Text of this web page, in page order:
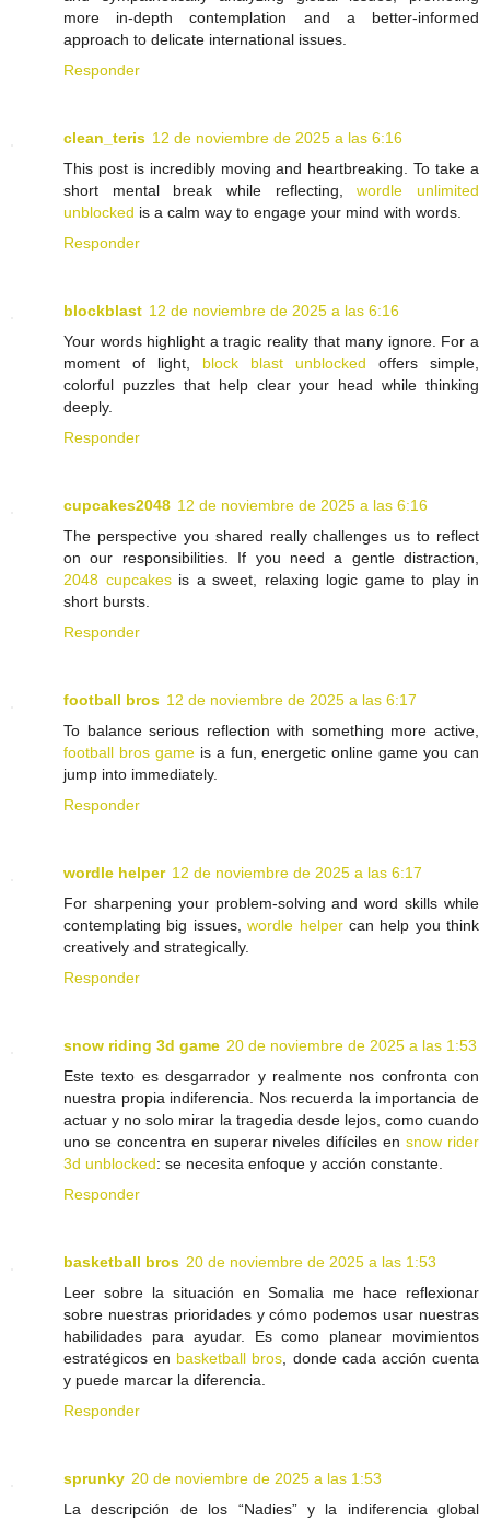
more in-depth contemplation and a better-informed
approach to delicate international issues.
Responder
clean_teris 12 de noviembre de 2025 a las 6:16
This post is incredibly moving and heartbreaking. To take a
short mental break while reflecting,wordle unlimited
unblocked is a calm way to engage your mind with words.
Responder
blockblast 12 de noviembre de 2025 a las 6:16
Your words highlight a tragic reality that many ignore. For a
moment of light, block blast unblocked offers simple,
colorful puzzles that help clear your head while thinking
deeply.
Responder
cupcakes2048 12 de noviembre de 2025 a las 6:16
The perspective you shared really challenges us to reflect
on our responsibilities. If you need a gentle distraction,
2048 cupcakesis a sweet, relaxing logic game to play in
short bursts.
Responder
football bros 12 de noviembre de 2025 a las 6:17
To balance serious reflection with something more active,
football bros gameis a fun, energetic online game you can
jump into immediately.
Responder
wordle helper 12 de noviembre de 2025 a las 6:17
For sharpening your problem-solving and word skills while
contemplating big issues,wordle helpercan help you think
creatively and strategically.
Responder
snow riding 3d game 20 de noviembre de 2025 a las 1:53
Este texto es desgarrador y realmente nos confronta con
nuestra propia indiferencia. Nos recuerda la importancia de
actuar y no solo mirar la tragedia desde lejos, como cuando
uno se concentra en superar niveles difíciles ensnow rider
3d unblocked: se necesita enfoque y acción constante.
Responder
basketball bros 20 de noviembre de 2025 a las 1:53
Leer sobre la situación en Somalia me hace reflexionar
sobre nuestras prioridades y cómo podemos usar nuestras
habilidades para ayudar. Es como planear movimientos
estratégicos en basketball bros, donde cada acción cuenta
y puede marcar la diferencia.
Responder
sprunky 20 de noviembre de 2025 a las 1:53
La descripción de los “Nadies” y la indiferencia global